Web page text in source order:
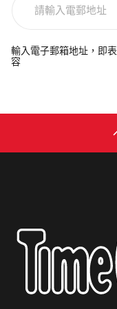
電
郵
輸入電子郵箱地址，即
容